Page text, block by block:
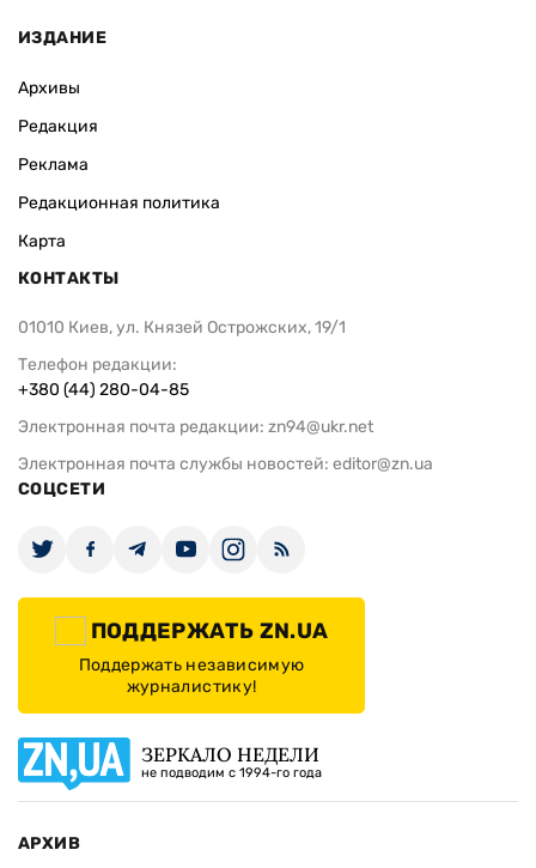
ИЗДАНИЕ
Архивы
Редакция
Реклама
Редакционная политика
Карта
КОНТАКТЫ
01010 Киев, ул. Князей Острожских, 19/1
Телефон редакции:
+380 (44) 280-04-85
Электронная почта редакции: zn94@ukr.net
Электронная почта службы новостей: editor@zn.ua
СОЦСЕТИ
ПОДДЕРЖАТЬ ZN.UA
Поддержать независимую
журналистику!
ЗЕРКАЛО НЕДЕЛИ
не подводим с 1994-го года
АРХИВ